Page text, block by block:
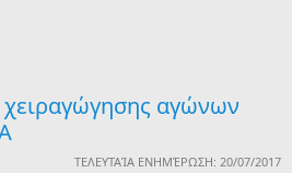
αγώνων
ΤΕΛΕΥΤΑΊΑ ΕΝΗΜΈΡΩΣΗ: 20/07/2017